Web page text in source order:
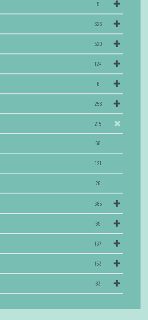
5
626
520
124
6
256
215
68
121
26
385
69
137
153
83